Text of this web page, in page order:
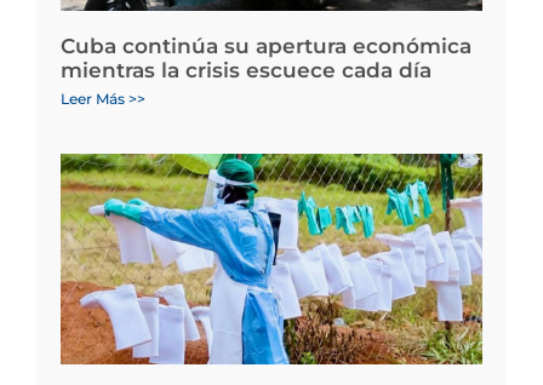
Cuba continúa su apertura económica
mientras la crisis escuece cada día
Leer Más >>